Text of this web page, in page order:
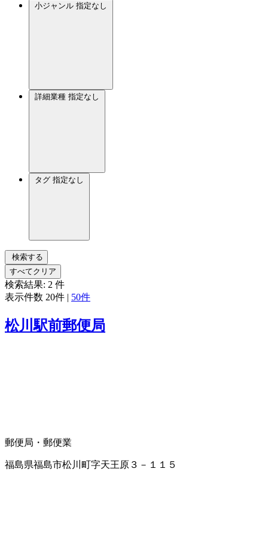
小ジャンル 指定なし
詳細業種 指定なし
タグ 指定なし
検索する
すべてクリア
検索結果: 2 件
表示件数 20件 | 50件
松川駅前郵便局
郵便局・郵便業
福島県福島市松川町字天王原３－１１５